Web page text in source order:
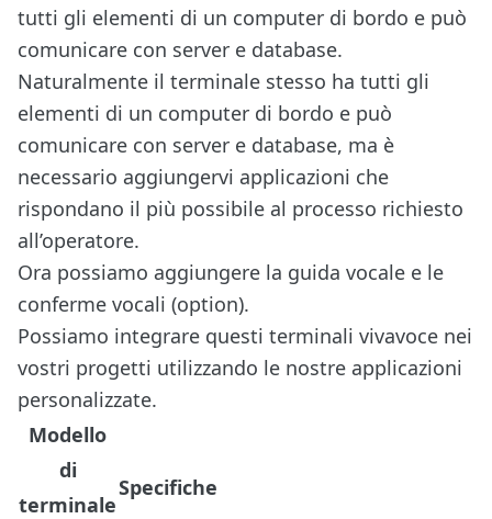
tutti gli elementi di un computer di bordo e può
comunicare con server e database.
Naturalmente il terminale stesso ha tutti gli
elementi di un computer di bordo e può
comunicare con server e database, ma è
necessario aggiungervi applicazioni che
rispondano il più possibile al processo richiesto
all’operatore.
Ora possiamo aggiungere la guida vocale e le
conferme vocali (option).
Possiamo integrare questi terminali vivavoce nei
vostri progetti utilizzando le nostre applicazioni
personalizzate.
Modello
di
terminale
Specifiche